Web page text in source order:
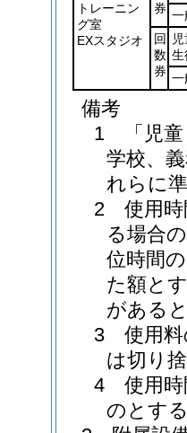
トレーニン
グ室
EXスタジオ
券 一
回
数
券
生
一
備考
1 「児童
学校、
れらに
2 使用時
る場合
位時間
た額と
がある
3 使用料
は切り
4 使用時
のとす